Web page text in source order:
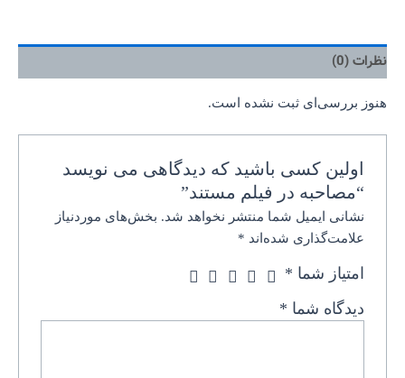
نظرات (0)
هنوز بررسی‌ای ثبت نشده است.
اولین کسی باشید که دیدگاهی می نویسد
“مصاحبه در فیلم مستند”
نشانی ایمیل شما منتشر نخواهد شد. بخش‌های موردنیاز
علامت‌گذاری شده‌اند *
امتیاز شما *
دیدگاه شما *